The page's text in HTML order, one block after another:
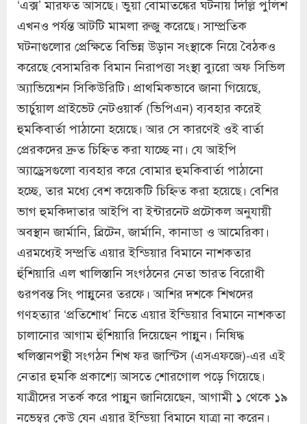
‘এক্স’ মারফত আসছে। ভুয়া বোমাতঙ্কের ঘটনায় দিল্লি পুলিশ
এখনও পর্যন্ত আটটি মামলা রুজু করেছে। সাম্প্রতিক
ঘটনাগুলোর প্রেক্ষিতে বিভিন্ন উড়ান সংস্থাকে নিয়ে বৈঠকও
করেছে বেসামরিক বিমান নিরাপত্তা সংস্থা ব্যুরো অফ সিভিল
অ্যাভিয়েশন সিকিউরিটি। প্রাথমিকভাবে জানা গিয়েছে,
ভার্চুয়াল প্রাইভেট নেটওয়ার্ক (ভিপিএন) ব্যবহার করেই
হুমকিবার্তা পাঠানো হয়েছে। আর সে কারণেই ওই বার্তা
প্রেরকদের দ্রুত চিহ্নিত করা যাচ্ছে না। যে আইপি
অ্যাড্রেসগুলো ব্যবহার করে বোমার হুমকিবার্তা পাঠানো
হচ্ছে, তার মধ্যে বেশ কয়েকটি চিহ্নিত করা হয়েছে। বেশির
ভাগ হুমকিদাতার আইপি বা ইন্টারনেট প্রটোকল অনুযায়ী
অবস্থান জার্মানি, ব্রিটেন, জার্মানি, কানাডা ও আমেরিকা।
এরমধ্যেই সম্প্রতি এয়ার ইন্ডিয়ার বিমানে নাশকতার
হুঁশিয়ারি এল খালিস্তানি সংগঠনের নেতা ভারত বিরোধী
গুরপবন্ত সিং পান্নুনের তরফে। আশির দশকে শিখদের
গণহত্যার ‘প্রতিশোধ’ নিতে এয়ার ইন্ডিয়ার বিমানে নাশকতা
চালানোর আগাম হুঁশিয়ারি দিয়েছেন পান্নুন। নিষিদ্ধ
খলিস্তানপন্থী সংগঠন শিখ ফর জাস্টিস (এসএফজে)-এর এই
নেতার হুমকি প্রকাশ্যে আসতে শোরগোল পড়ে গিয়েছে।
যাত্রীদের সতর্ক করে পান্নুন জানিয়েছেন, আগামী ১ থেকে ১৯
নভেম্বর কেউ যেন এয়ার ইন্ডিয়া বিমানে যাত্রা না করেন।